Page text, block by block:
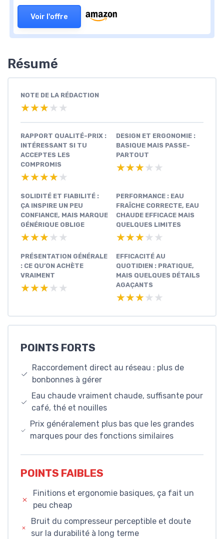
Voir l'offre
Résumé
NOTE DE LA RÉDACTION
★★★★★
★★★★★
RAPPORT QUALITÉ-PRIX :
INTÉRESSANT SI TU
ACCEPTES LES
COMPROMIS
★★★★★
★★★★★
DESIGN ET ERGONOMIE :
BASIQUE MAIS PASSE-
PARTOUT
★★★★★
★★★★★
SOLIDITÉ ET FIABILITÉ :
ÇA INSPIRE UN PEU
CONFIANCE, MAIS MARQUE
GÉNÉRIQUE OBLIGE
★★★★★
★★★★★
PERFORMANCE : EAU
FRAÎCHE CORRECTE, EAU
CHAUDE EFFICACE MAIS
QUELQUES LIMITES
★★★★★
★★★★★
PRÉSENTATION GÉNÉRALE
: CE QU’ON ACHÈTE
VRAIMENT
★★★★★
★★★★★
EFFICACITÉ AU
QUOTIDIEN : PRATIQUE,
MAIS QUELQUES DÉTAILS
AGAÇANTS
★★★★★
★★★★★
POINTS FORTS
Raccordement direct au réseau : plus de
bonbonnes à gérer
Eau chaude vraiment chaude, suffisante pour
café, thé et nouilles
Prix généralement plus bas que les grandes
marques pour des fonctions similaires
POINTS FAIBLES
Finitions et ergonomie basiques, ça fait un
peu cheap
Bruit du compresseur perceptible et doute
sur la durabilité à long terme